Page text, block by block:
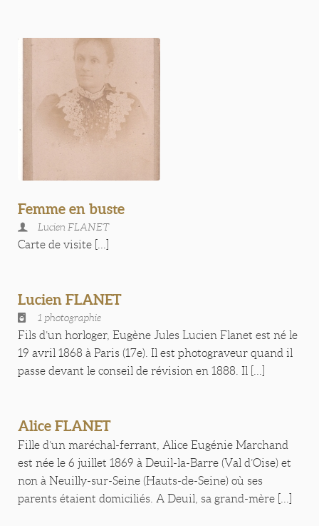
Femme en buste
Lucien FLANET
Carte de visite [...]
Lucien FLANET
1 photographie
Fils d’un horloger, Eugène Jules Lucien Flanet est né le
19 avril 1868 à Paris (17e). Il est photograveur quand il
passe devant le conseil de révision en 1888. Il [...]
Alice FLANET
Fille d’un maréchal-ferrant, Alice Eugénie Marchand
est née le 6 juillet 1869 à Deuil-la-Barre (Val d’Oise) et
non à Neuilly-sur-Seine (Hauts-de-Seine) où ses
parents étaient domiciliés. A Deuil, sa grand-mère [...]